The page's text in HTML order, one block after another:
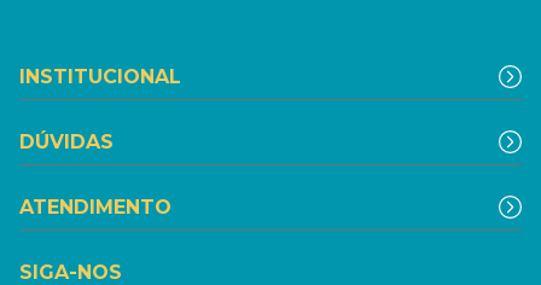
INSTITUCIONAL
DÚVIDAS
ATENDIMENTO
SIGA-NOS